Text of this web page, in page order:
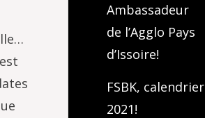
Ambassadeur
de l’Agglo Pays
d’Issoire!
FSBK, calendrier
2021!